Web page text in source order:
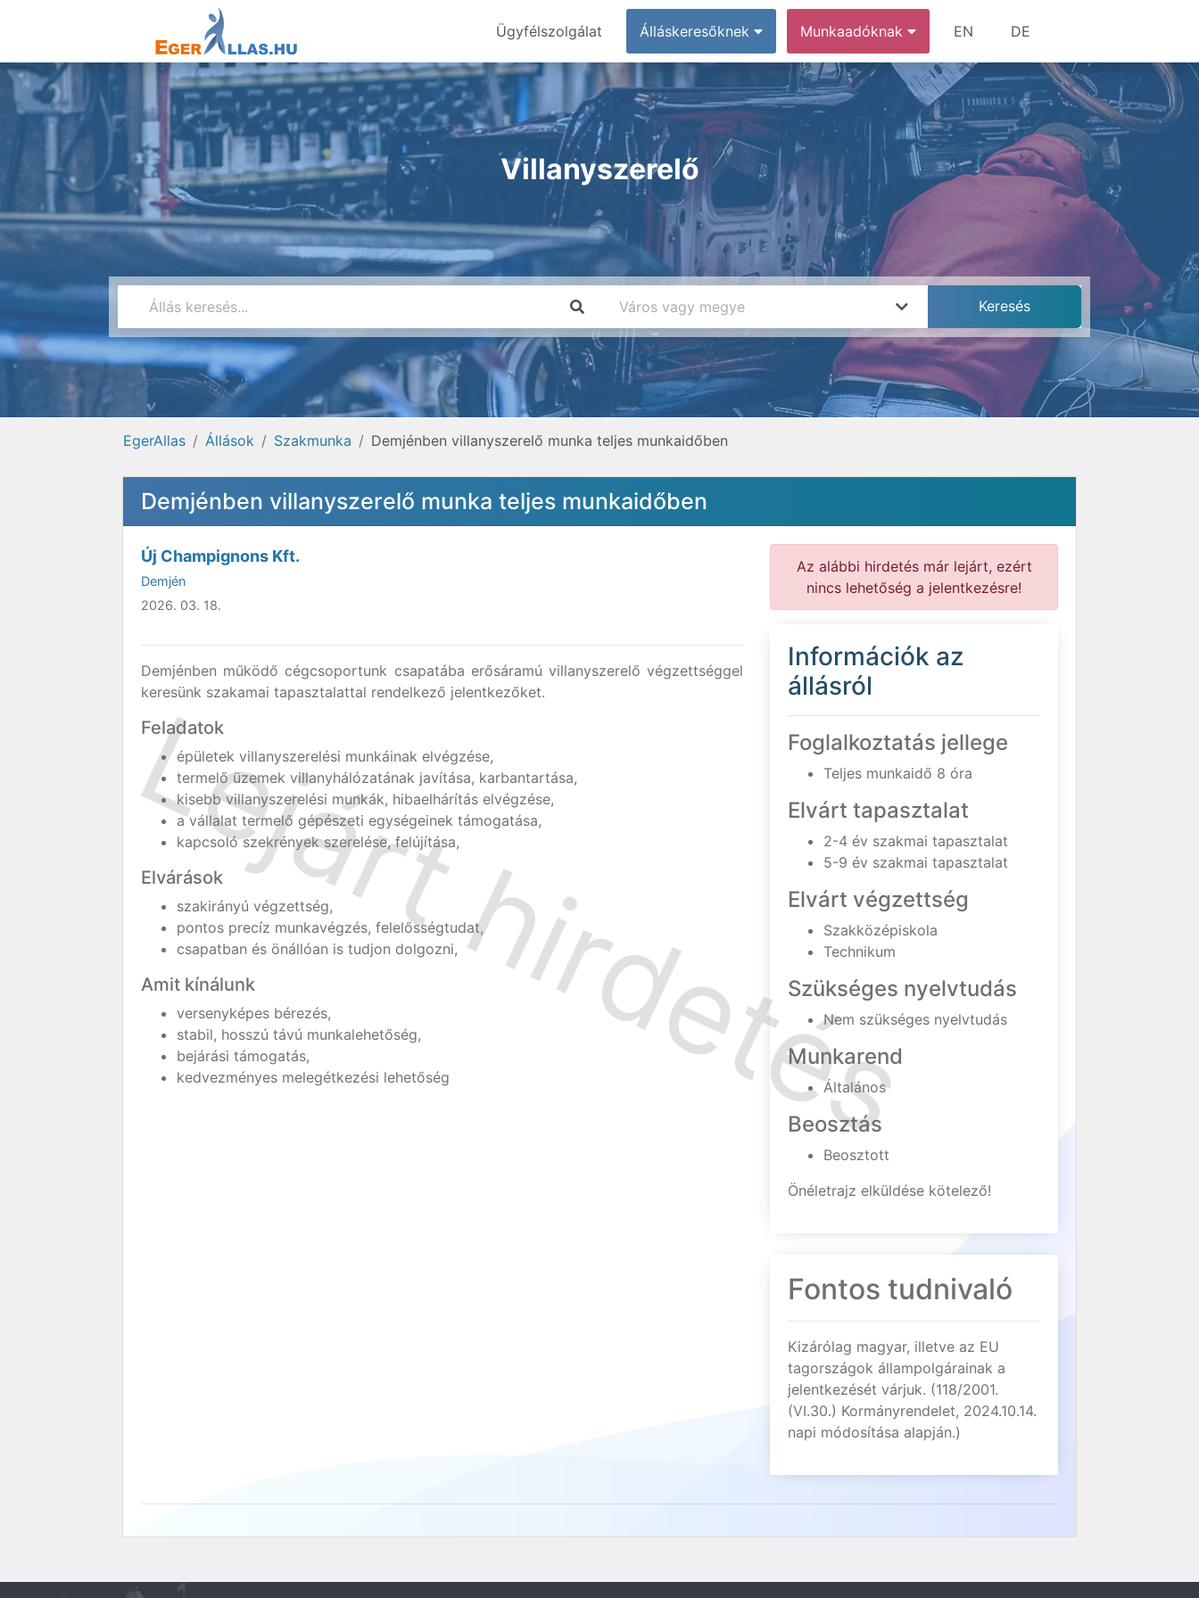
Ügyfélszolgálat Álláskeresőknek Munkaadóknak EN DE
Villanyszerelő
EgerAllas Állások Szakmunka Demjénben villanyszerelő munka teljes munkaidőben
Demjénben villanyszerelő munka teljes munkaidőben
Új Champignons Kft.
Demjén
2026. 03. 18.
Demjénben működő cégcsoportunk csapatába erősáramú villanyszerelő végzettséggel
keresünk szakamai tapasztalattal rendelkező jelentkezőket.
Feladatok
épületek villanyszerelési munkáinak elvégzése,
termelő üzemek villanyhálózatának javítása, karbantartása,
kisebb villanyszerelési munkák, hibaelhárítás elvégzése,
a vállalat termelő gépészeti egységeinek támogatása,
kapcsoló szekrények szerelése, felújítása,
Elvárások
szakirányú végzettség,
pontos precíz munkavégzés, felelősségtudat,
csapatban és önállóan is tudjon dolgozni,
Amit kínálunk
versenyképes bérezés,
stabil, hosszú távú munkalehetőség,
bejárási támogatás,
kedvezményes melegétkezési lehetőség
Az alábbi hirdetés már lejárt, ezért
nincs lehetőség a jelentkezésre!
Információk az
állásról
Foglalkoztatás jellege
Teljes munkaidő 8 óra
Elvárt tapasztalat
2-4 év szakmai tapasztalat
5-9 év szakmai tapasztalat
Elvárt végzettség
Szakközépiskola
Technikum
Szükséges nyelvtudás
Nem szükséges nyelvtudás
Munkarend
Általános
Beosztás
Beosztott
Önéletrajz elküldése kötelező!
Fontos tudnivaló
Kizárólag magyar, illetve az EU
tagországok állampolgárainak a
jelentkezését várjuk. (118/2001.
(VI.30.) Kormányrendelet, 2024.10.14.
napi módosítása alapján.)